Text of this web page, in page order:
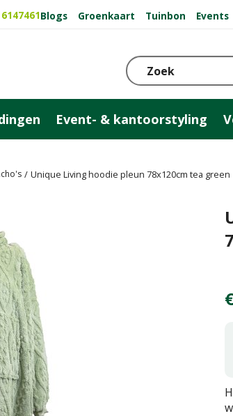
Unique Living hoodie pleun 78x120cm tea green
Blogs Groenkaart Tuinbon Events
Event- & kantoorstyling